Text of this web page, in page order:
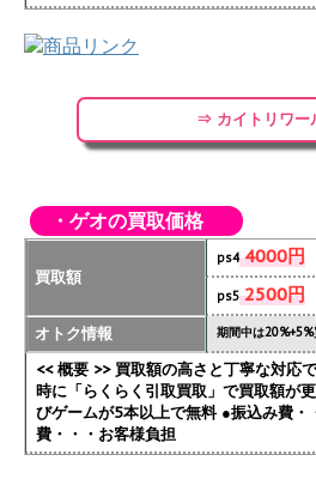
⇒ カイトリワー
・ゲオの買取価格
買取額
ps44000円
ps52500円
オトク情報 期間中は20%+5%
<< 概要 >> 買取額の高さと丁寧な対応
時に「らくらく引取買取」で買取額が
びゲームが5本以上で無料 ●振込み費・
費・・・お客様負担